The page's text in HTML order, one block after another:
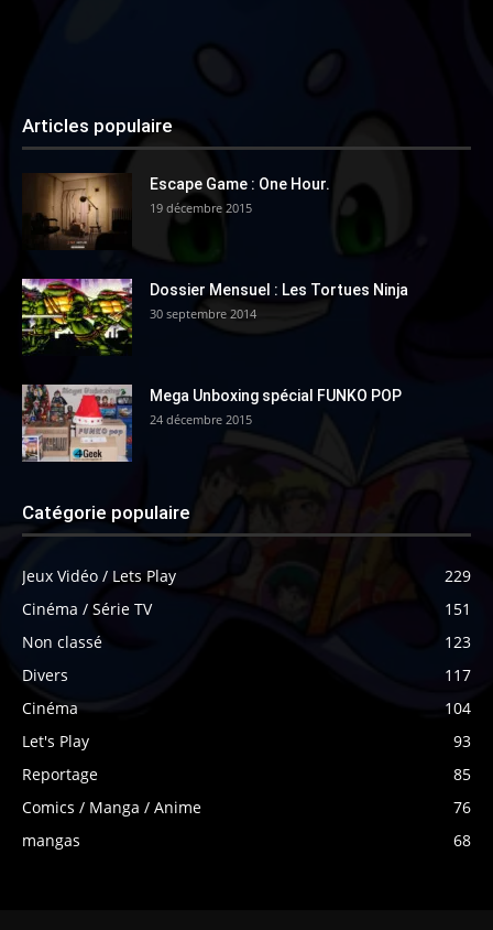
Articles populaire
Escape Game : One Hour.
19 décembre 2015
Dossier Mensuel : Les Tortues Ninja
30 septembre 2014
Mega Unboxing spécial FUNKO POP
24 décembre 2015
Catégorie populaire
Jeux Vidéo / Lets Play
229
Cinéma / Série TV
151
Non classé
123
Divers
117
Cinéma
104
Let's Play
93
Reportage
85
Comics / Manga / Anime
76
mangas
68